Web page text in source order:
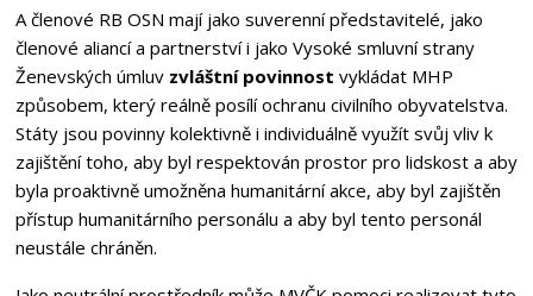
A členové RB OSN mají jako suverenní představitelé, jako
členové aliancí a partnerství i jako Vysoké smluvní strany
Ženevských úmluv zvláštní povinnost vykládat MHP
způsobem, který reálně posílí ochranu civilního obyvatelstva.
Státy jsou povinny kolektivně i individuálně využít svůj vliv k
zajištění toho, aby byl respektován prostor pro lidskost a aby
byla proaktivně umožněna humanitární akce, aby byl zajištěn
přístup humanitárního personálu a aby byl tento personál
neustále chráněn.